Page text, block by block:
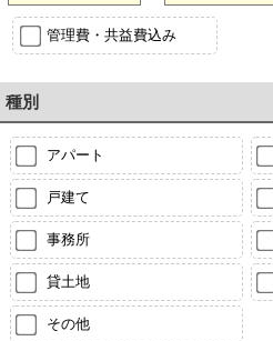
管理費・共益費込み
種別
アパート
戸建て
事務所
貸土地
その他